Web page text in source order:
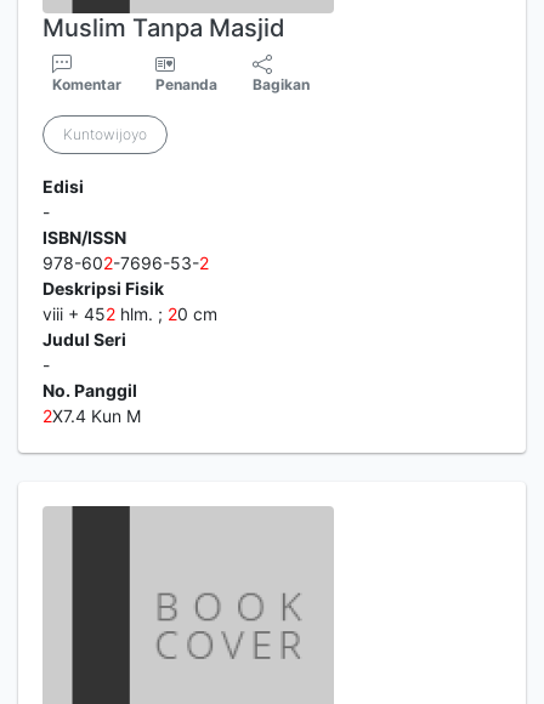
Muslim Tanpa Masjid
Komentar Penanda Bagikan
Kuntowijoyo
Edisi
-
ISBN/ISSN
978-602-7696-53-2
Deskripsi Fisik
viii + 452 hlm. ; 20 cm
Judul Seri
-
No. Panggil
2X7.4 Kun M